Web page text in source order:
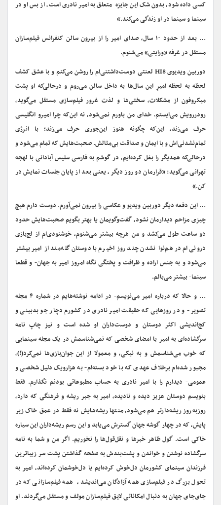
کسی داده شود، بدون شک این جایزه متعلق به امیر نادری است، از بس او در
سینما و سینما در او زندگی می‌کند.»
… بعد از حدود ۱۰ سال، صدای امیر را از بیرون سالن کنفرانس فیلم‌سازان
مستقل در غرفه «ورایتی» می‌شنوم.
دوربین ویدیوی HI8 لعنتی دوست‌داشتنی‌ام را روشن می‌کنم و با عشق کشف
لحظه ‌به ‌لحظه امیرِ این سال‌ها به داخل سالن می‌روم و درحالی‌که او پشت
میکروفون از مشکلات، سختی‌ها و لذت غرور فیلم‌سازی مستقل می‌گوید،
رودررویش می‌ایستم. خدای من باورم نمی‌شود، نه این‌که چرا امیرو انگلیسی
حرف می‌زند، این‌که چگونه هنوز این‌جوری حرف می‌زند؛ با انرژی
تمام‌نشدنی‌اش و با ایمان و صداقت بی‌مثالش. صحبت‌هایش که تمام می‌شود و
درحالی‌که همدیگر را بغل کرده‌ایم، در گوشم به فارسی سلیس آبادانی با لهجه
تهرانی می‌گوید: «قرارمان دو روز دیگر، یعنی بعد از پایان جلسات نمایش در
کن.»
… این دفعه دیگر دوربین ویدیو و عکاسی را بیرون نمی‌آورم. دوست دارم هیچ
چیزی مزاحم دیدارمان نشود، گفت‌وگویمان یا بهتر بگویم صحبت‌هایش حدود
دو ساعت طول می‌کشد و من هرچه بیشتر می‌شنوم، خوشنودی‌ام از لج‌بازی
درونی‌ام در هم‌نوا نشدن چند روز اخیرم با دوستان گله‌مند از امیر بیشتر
می‌شود و به جنس اراده و ظرافت و پختگی نگاه امروز امیر به جهان- و قطعا
سینما- بیشتر می‌بالم.
… و حالا که درباره امیر می‌نویسم- در ادامه نوشته‌هایم در شماره ۴ مجله
تصویر- و در روزهایی که حقیقت امیر نادری در کشورم دچار جو بدبینی و
کج‌اندیشی اکثر دوستان و دوست‌داران او شده است و نیز چاپ نامه
سرگشاده‌ای به امیر با امضای شخصی که نمی‌شناسمش در یک مجله سینمایی
که خوب می‌شناسمش و به نیکی، و معمولا از این جوان‌بازی‌ها نمی‌کرد(!)،
مجبور شده‌ام برخلاف عهدی که با خود بسته‌ام- به هزارویک دلیل شخصی و
عمومی- دیدارم را با امیر نادری به حساب مطبوعاتی بودنم نگذارم. فقط
بنویسم دوستان عزیز دیده و نادیده، امیر به جبر ریشه و فرهنگی که دارد،
روزبه‌روز ریشه‌دارتر هم می‌شود، منتها ریشه‌هایش نه فقط در عمق خاک زیر
پایش، که در چهار گوشه جهان گسترش می‌یابد و این رسم ریشه‌داران این سیاره
خاکی است. گول ظاهر خبرها و نقل‌قول‌ها را نخوریم. اگر من و شما به نامه
سرگشاده نوشتن و خواندن و پشت‌بندش به صفحه گذاشتن پشت سر زیباترین
فرزندان سینمای کشورمان دل‌خوش کرده‌ایم یا دل‌خوشمان کرده‌اند، امیر به
تحول بزرگ در فیلم‌سازی همه آزادگان می‌اندیشد، همه فیلم‌سازانی که در
جای‌جای جهان به‌ دنبال امکاناتی لایق فیلم‌سازان مولف و مستقل می‌گردند. او